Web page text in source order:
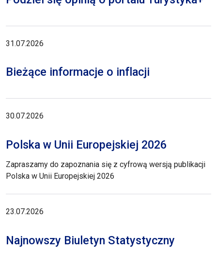
31.07.2026
Bieżące informacje o inflacji
30.07.2026
Polska w Unii Europejskiej 2026
Zapraszamy do zapoznania się z cyfrową wersją publikacji
Polska w Unii Europejskiej 2026
23.07.2026
Najnowszy Biuletyn Statystyczny